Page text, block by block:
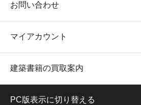
お問い合わせ
マイアカウント
建築書籍の買取案内
PC版表示に切り替える